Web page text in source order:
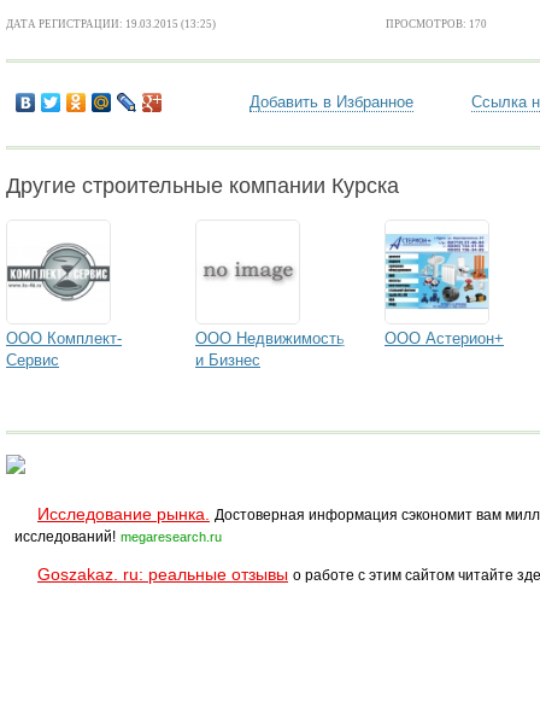
ДАТА РЕГИСТРАЦИИ: 19.03.2015 (13:25) ПРОСМОТРОВ: 170
Добавить в Избранное Ссылка
Другие строительные компании Курска
ООО Комплект-
Сервис
ООО Недвижимость
и Бизнес
ООО Астерион+
Исследование рынка.
Достоверная информация сэкономит вам
исследований! megaresearch.ru
Goszakaz. ru: реальные отзывы о работе с этим сайтом читайте